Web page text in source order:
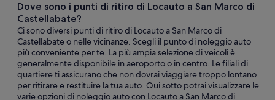
Dove sono i punti di ritiro di Locauto a San Marco di
Castellabate?
Ci sono diversi punti di ritiro di Locauto a San Marco di
Castellabate o nelle vicinanze. Scegli il punto di noleggio auto
più conveniente per te. La più ampia selezione di veicoli è
generalmente disponibile in aeroporto o in centro. Le filiali di
quartiere ti assicurano che non dovrai viaggiare troppo lontano
per ritirare e restituire la tua auto. Qui sotto potrai visualizzare le
varie opzioni di noleggio auto con Locauto a San Marco di